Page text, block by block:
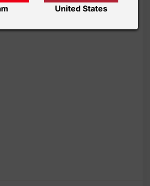
United States